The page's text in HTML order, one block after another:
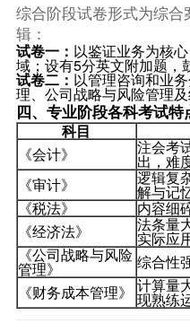
综合阶段试卷形式为综
辑：
试卷一： 以鉴证业务为核心
域；设有5分英文附加题，
试卷二：以管理咨询和业
理、公司战略与风险管理及
四、专业阶段各科考试特
科目
《会计》
注会考
出，难
《审计》
逻辑复
解与记
《税法》
内容细
《经济法》
法条量
实际应
《公司战略与风险
管理》
综合性
《财务成本管理》
计算量
现熟练